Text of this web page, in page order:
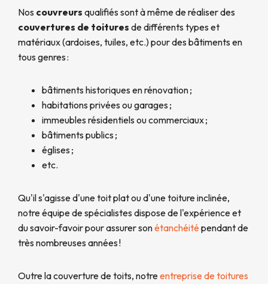
Nos couvreurs qualifiés sont à même de réaliser des
couvertures de toitures de différents types et
matériaux (ardoises, tuiles, etc.) pour des bâtiments en
tous genres :
bâtiments historiques en rénovation ;
habitations privées ou garages ;
immeubles résidentiels ou commerciaux ;
bâtiments publics ;
églises ;
etc.
Qu'il s'agisse d'une toit plat ou d'une toiture inclinée,
notre équipe de spécialistes dispose de l'expérience et
du savoir-favoir pour assurer sonétanchéité pendant de
très nombreuses années !
Outre la couverture de toits, notreentreprise de toitures